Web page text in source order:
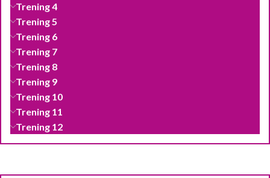
Trening 4
Trening 5
Trening 6
Trening 7
Trening 8
Trening 9
Trening 10
Trening 11
Trening 12